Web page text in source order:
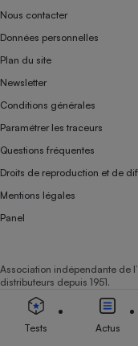
Nous contacter
Données personnelles
Plan du site
Newsletter
Conditions générales
Paramétrer les traceurs
Questions fréquentes
Droits de reproduction et de
Mentions légales
Panel
Association indépendante de
distributeurs depuis 1951.
Tests Actus